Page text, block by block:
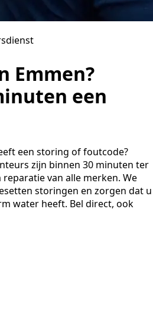
Emmen?
een
een storing of foutcode?
zijn binnen 30 minuten ter
van alle merken. We
storingen en zorgen dat u
water heeft. Bel direct, ook